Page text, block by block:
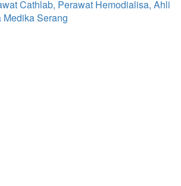
Cathlab, Perawat Hemodialisa, Ahli
Serang